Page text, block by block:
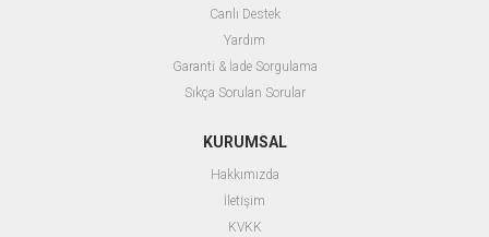
Canlı Destek
Yardım
Garanti & İade Sorgulama
Sıkça Sorulan Sorular
KURUMSAL
Hakkımızda
İletişim
KVKK